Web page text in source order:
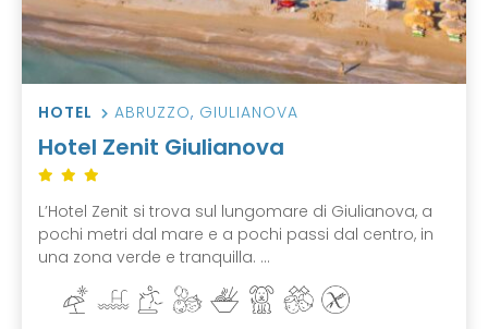
HOTEL ABRUZZO, GIULIANOVA
Hotel Zenit Giulianova
L’Hotel Zenit si trova sul lungomare di Giulianova, a
pochi metri dal mare e a pochi passi dal centro, in
una zona verde e tranquilla. ...